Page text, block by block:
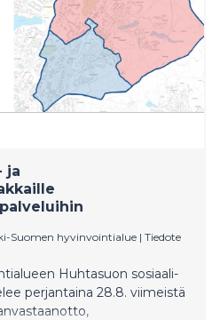
ja
Suomen hyvinvointialue | Tiedote
Huhtasuon sosiaali-
perjantaina 28.8. viimeistä